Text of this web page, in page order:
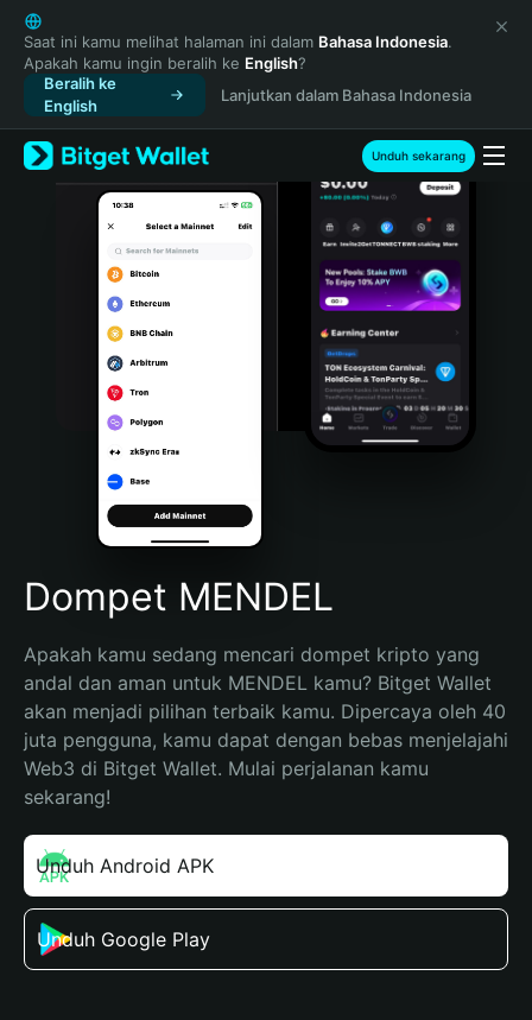
English
日本語
Tiếng Việt
Русский
Español (Latinoamérica)
Türkçe
Italiano
Português (Portugal)
Bahasa Indonesia
Português (Brasil)
Español (Argentina)
Saat ini kamu melihat halaman ini dalam Bahasa Indonesia.
Apakah kamu ingin beralih ke English?
Beralih ke
English
Lanjutkan dalam Bahasa Indonesia
Unduh sekarang
Dompet MENDEL
Apakah kamu sedang mencari dompet kripto yang
andal dan aman untuk MENDEL kamu? Bitget Wallet
akan menjadi pilihan terbaik kamu. Dipercaya oleh 40
juta pengguna, kamu dapat dengan bebas menjelajahi
Web3 di Bitget Wallet. Mulai perjalanan kamu
sekarang!
Unduh Android APK
Unduh Google Play